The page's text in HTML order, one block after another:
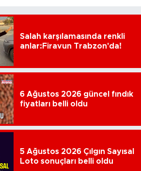
Salah karşılamasında renkli
anlar:Firavun Trabzon'da!
6 Ağustos 2026 güncel fındık
fiyatları belli oldu
5 Ağustos 2026 Çılgın Sayısal
Loto sonuçları belli oldu